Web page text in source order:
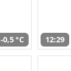
-0,5 °C 12:29